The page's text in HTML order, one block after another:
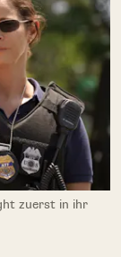
zuerst in ihr